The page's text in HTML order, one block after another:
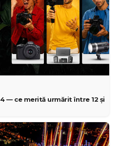
— ce merită urmărit între 12 și